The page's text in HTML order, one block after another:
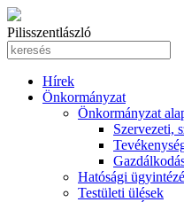
Pilisszentlászló
Hírek
Önkormányzat
Önkormányzat
Szervezeti,
Hatósági
Testületi ülések